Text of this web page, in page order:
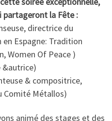
partageront la Fête :
directrice du
en Espagne: Tradition
Women Of Peace )
&autrice)
& compositrice,
Comité Métallos)
animé des stages et des